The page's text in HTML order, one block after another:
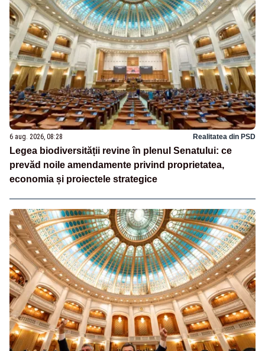
6 aug. 2026, 08:28 Realitatea din PSD
Legea biodiversității revine în plenul Senatului: ce
prevăd noile amendamente privind proprietatea,
economia și proiectele strategice